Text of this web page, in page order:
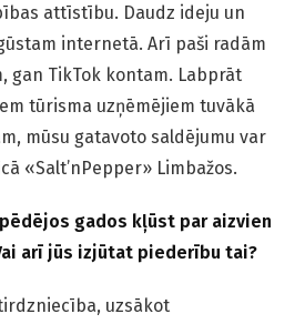
attīstību. Daudz ideju un
internetā. Arī paši radām
gan TikTok kontam. Labprāt
tūrisma uzņēmējiem tuvākā
mūsu gatavoto saldējumu var
«Salt’nPepper» Limbažos.
gados kļūst par aizvien
arī jūs izjūtat piederību tai?
uzsākot